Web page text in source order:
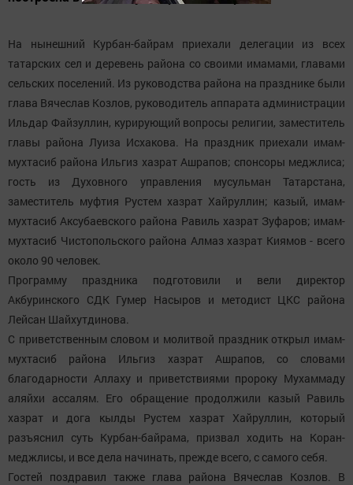
На нынешний Курбан-байрам приехали делегации из всех
татарских сел и деревень района со своими имамами, главами
сельских поселений. Из руководства района на празднике были
глава Вячеслав Козлов, руководитель аппарата администрации
Ильдар Файзуллин, курирующий вопросы религии, заместитель
главы района Луиза Исхакова. На праздник приехали имам-
мухтасиб района Ильгиз хазрат Ашрапов; спонсоры меджлиса;
гость из Духовного управления мусульман Татарстана,
заместитель муфтия Рустем хазрат Хайруллин; казый, имам-
мухтасиб Аксубаевского района Равиль хазрат Зуфаров; имам-
мухтасиб Чистопольского района Алмаз хазрат Киямов - всего
около 90 человек.
Программу праздника подготовили и вели директор
Акбуринского СДК Гумер Насыров и методист ЦКС района
Лейсан Шайхутдинова.
С приветственным словом и молитвой праздник открыл имам-
мухтасиб района Ильгиз хазрат Ашрапов, со словами
благодарности Аллаху и приветствиями пророку Мухаммаду
аляйхи ассалям. Его обращение продолжили казый Равиль
хазрат и дога кылды Рустем хазрат Хайруллин, который
разъяснил суть Курбан-байрама, призвал ходить на Коран-
меджлисы, и все дела начинать, прежде всего, с самого себя.
Гостей поздравил также глава района Вячеслав Козлов. В